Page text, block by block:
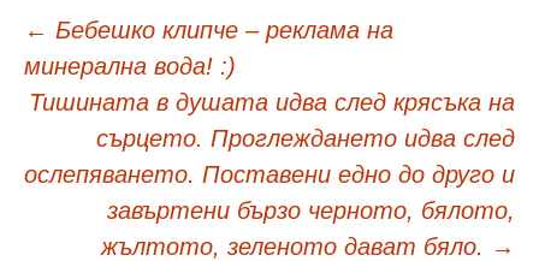
Навигация
публикациите
← Бебешко клипче – реклама на
минерална вода! :)
Тишината в душата идва след крясъка на
сърцето. Проглеждането идва след
ослепяването. Поставени едно до друго и
завъртени бързо черното, бялото,
жълтото, зеленото дават бяло. →